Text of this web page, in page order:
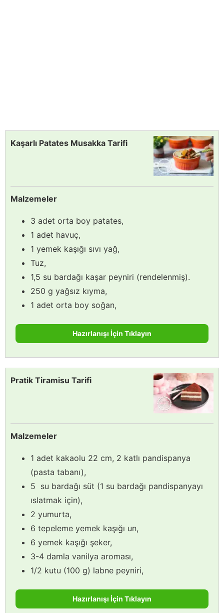
Kaşarlı Patates Musakka Tarifi
Malzemeler
3 adet orta boy patates,
1 adet havuç,
1 yemek kaşığı sıvı yağ,
Tuz,
1,5 su bardağı kaşar peyniri (rendelenmiş).
250 g yağsız kıyma,
1 adet orta boy soğan,
Hazırlanışı İçin Tıklayın
Pratik Tiramisu Tarifi
Malzemeler
1 adet kakaolu 22 cm, 2 katlı pandispanya
(pasta tabanı),
5 su bardağı süt (1 su bardağı pandispanyayı
ıslatmak için),
2 yumurta,
6 tepeleme yemek kaşığı un,
6 yemek kaşığı şeker,
3-4 damla vanilya aroması,
1/2 kutu (100 g) labne peyniri,
Hazırlanışı İçin Tıklayın